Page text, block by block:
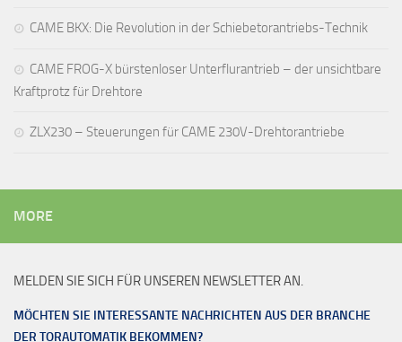
CAME BKX: Die Revolution in der Schiebetorantriebs-Technik
CAME FROG-X bürstenloser Unterflurantrieb – der unsichtbare
Kraftprotz für Drehtore
ZLX230 – Steuerungen für CAME 230V-Drehtorantriebe
MORE
MELDEN SIE SICH FÜR UNSEREN NEWSLETTER AN.
MÖCHTEN SIE INTERESSANTE NACHRICHTEN AUS DER BRANCHE
DER TORAUTOMATIK BEKOMMEN?